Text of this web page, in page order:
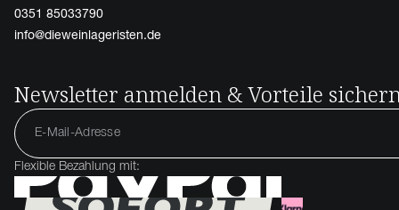
0351 85033790
info@dieweinlageristen.de
Newsletter anmelden & Vorteile
Flexible Bezahlung mit: